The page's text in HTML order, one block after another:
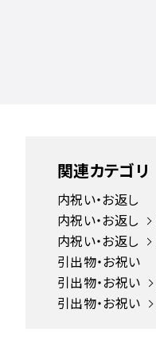
関連カテゴリ
内祝い・お返し
内祝い・お返し
内祝い・お返し
引出物・お祝い
引出物・お祝い
引出物・お祝い